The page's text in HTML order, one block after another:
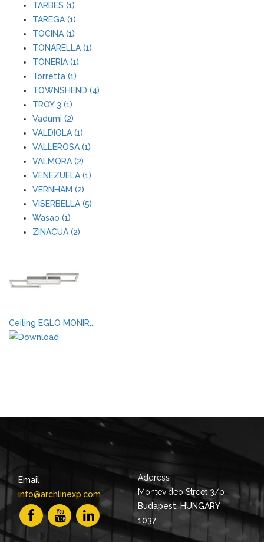
TARBES (1)
TAREGA (1)
TOCINA (1)
TONARELLA (1)
TONERIA (1)
Torretta (1)
TOWNSHEND (4)
TROY 3 (1)
Vadumi (2)
VALDIOLA (1)
VALLEROSA (1)
VALMORA (2)
VENEZUELA (1)
VERNHAM (2)
VISERBELLA (5)
Wasao (1)
ZINACUA (2)
Ceiling EGLO MONIR...
Email
info@archlinexp.com
Address
Montevideo Street 3/b
Budapest, HUNGARY
1037